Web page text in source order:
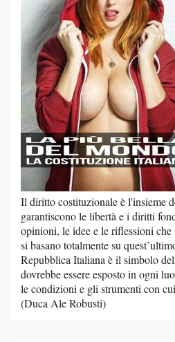
Il diritto costituzionale è l'insieme
garantiscono le libertà e i diritti
opinioni, le idee e le riflessioni
si basano totalmente su
Repubblica Italiana è il simbolo
dovrebbe essere esposto in ogni
le condizioni e gli strumenti con
(Duca Ale Robusti)